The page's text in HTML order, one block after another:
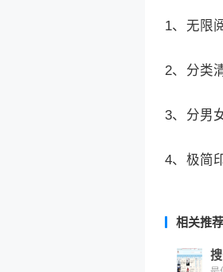
1、无限
2、分类
3、分男
4、极简
相关推荐